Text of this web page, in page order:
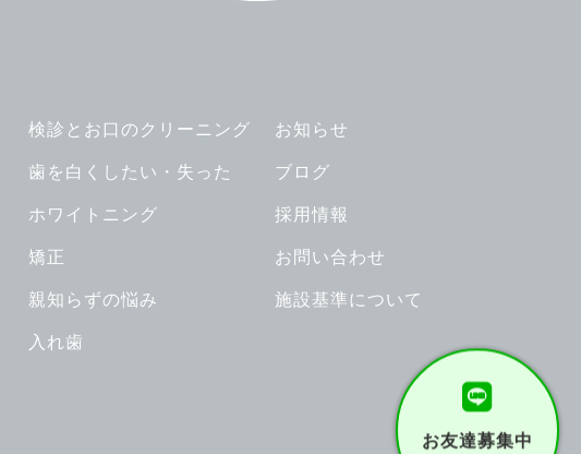
お友達募集中
検診とお口のクリーニング
歯を白くしたい・失った
ホワイトニング
矯正
親知らずの悩み
入れ歯
お知らせ
ブログ
採用情報
お問い合わせ
施設基準について